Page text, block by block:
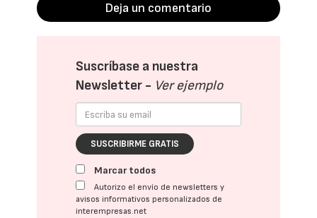
Deja un comentario
Suscríbase a nuestra
Newsletter - Ver ejemplo
SUSCRIBIRME GRATIS
Marcar todos
Autorizo el envío de newsletters y
avisos informativos personalizados de
interempresas.net